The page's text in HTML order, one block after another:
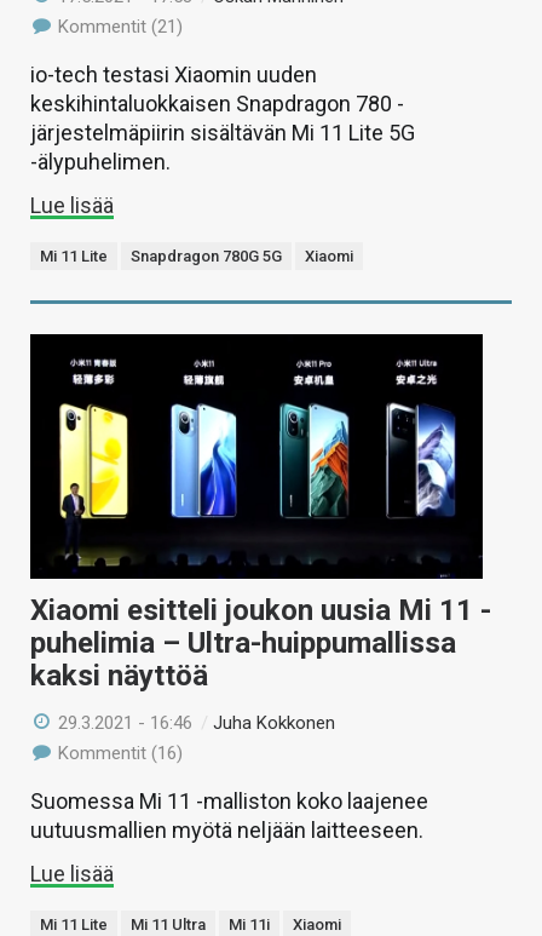
Kommentit (21)
io-tech testasi Xiaomin uuden
keskihintaluokkaisen Snapdragon 780 -
järjestelmäpiirin sisältävän Mi 11 Lite 5G
-älypuhelimen.
Lue lisää
Mi 11 Lite Snapdragon 780G 5G Xiaomi
Xiaomi esitteli joukon uusia Mi 11 -
puhelimia – Ultra-huippumallissa
kaksi näyttöä
29.3.2021 - 16:46 /Juha Kokkonen
Kommentit (16)
Suomessa Mi 11 -malliston koko laajenee
uutuusmallien myötä neljään laitteeseen.
Lue lisää
Mi 11 Lite Mi 11 Ultra Mi 11i Xiaomi